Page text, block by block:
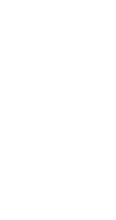
fácil acesso ao
que busca